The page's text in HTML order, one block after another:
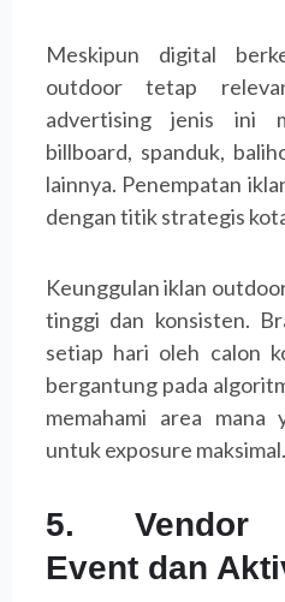
Meskipun digital
outdoor tetap
advertising jenis ini
billboard, spanduk,
lainnya. Penempatan
dengan titik strategis
Keunggulan iklan
tinggi dan konsisten.
setiap hari oleh calon
bergantung pada
memahami area mana
untuk exposure maksimal.
5. Vendor
Event dan